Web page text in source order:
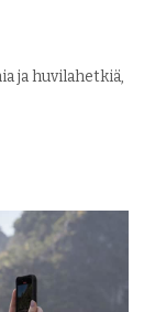
ja huvilahetkiä,